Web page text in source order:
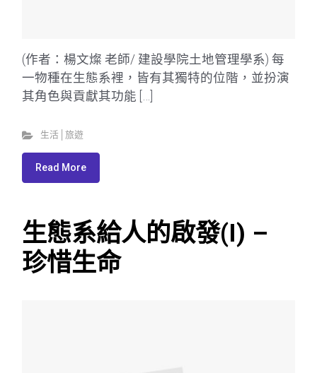
(作者：楊文燦 老師/ 建設學院土地管理學系) 每
一物種在生態系裡，皆有其獨特的位階，並扮演
其角色與貢獻其功能 […]
生活│旅遊
Read More
生態系給人的啟發(I) –
珍惜生命